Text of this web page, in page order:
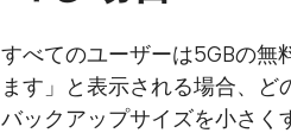
すべてのユーザーは5GBの無
ます」と表示される場合、
バックアップサイズを小さく